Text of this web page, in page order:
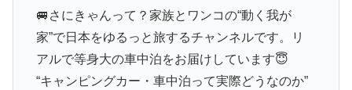
🚐さにきゃんって？家族とワンコの“動く我が
家”で日本をゆるっと旅するチャンネルです。リ
アルで等身大の車中泊をお届けしています😇
“キャンピングカー・車中泊って実際どうなのか”